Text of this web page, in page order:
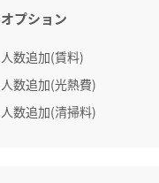
オプション
人数追加(賃料)
人数追加(光熱費)
人数追加(清掃料)